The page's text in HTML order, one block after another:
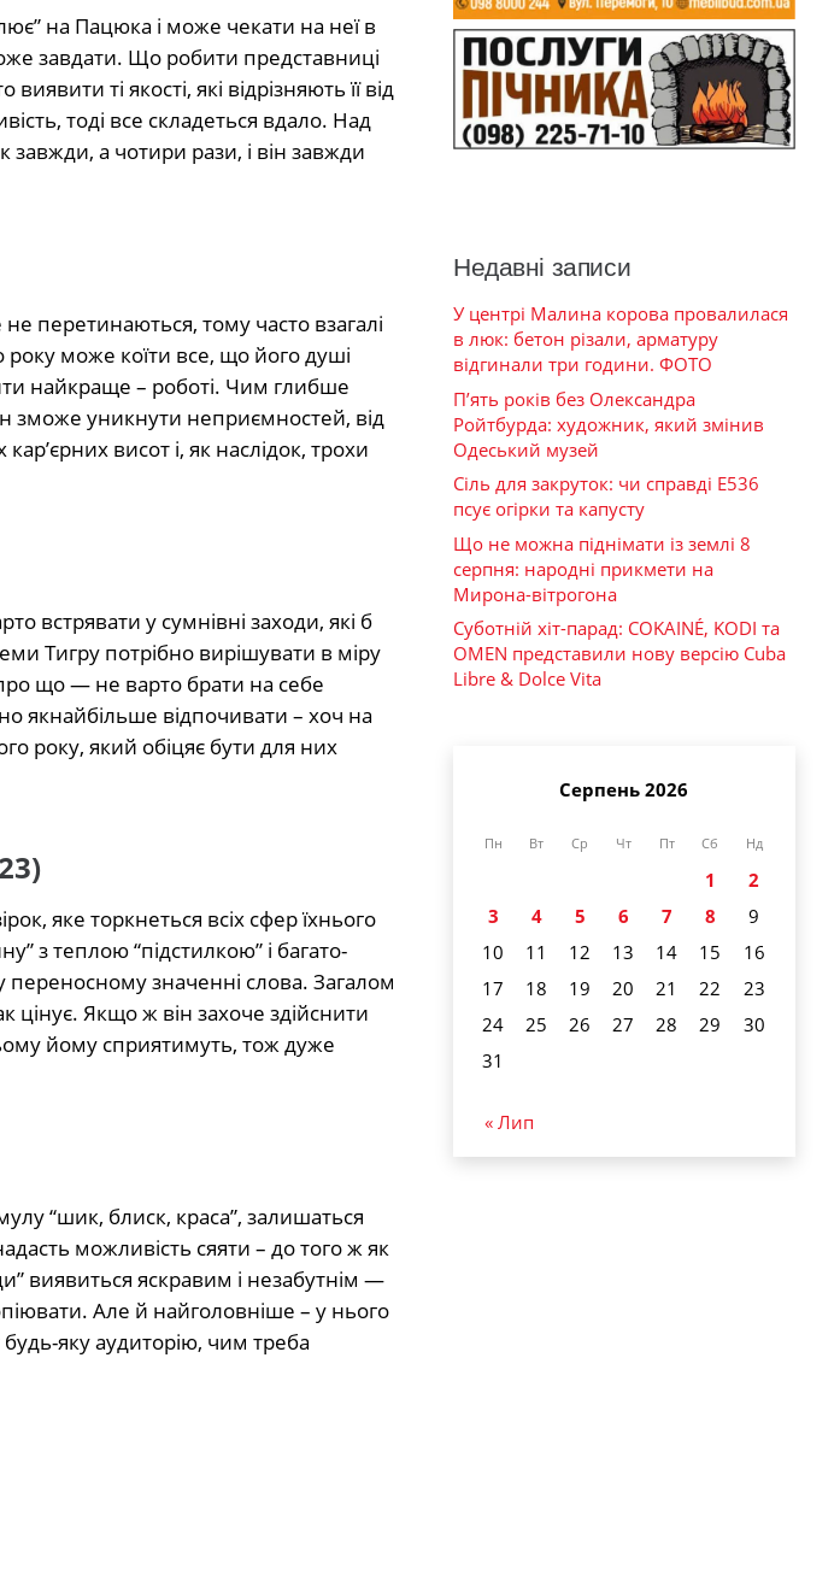
на Пацюка і може чекати на неї в
завдати. Що робити представниці
ті якості, які відрізняють її від
тоді все складеться вдало. Над
а чотири рази, і він завжди
перетинаються, тому часто взагалі
може коїти все, що його душі
найкраще – роботі. Чим глибше
зможе уникнути неприємностей, від
висот і, як наслідок, трохи
встрявати у сумнівні заходи, які б
Тигру потрібно вирішувати в міру
що — не варто брати на себе
якнайбільше відпочивати – хоч на
року, який обіцяє бути для них
яке торкнеться всіх сфер їхнього
з теплою “підстилкою” і багато-
переносному значенні слова. Загалом
цінує. Якщо ж він захоче здійснити
йому сприятимуть, тож дуже
“шик, блиск, краса”, залишаться
можливість сяяти – до того ж як
виявиться яскравим і незабутнім —
Але й найголовніше – у нього
будь-яку аудиторію, чим треба
Недавні записи
У центрі Малина корова провалилася
в люк: бетон різали, арматуру
відгинали три години. ФОТО
П’ять років без Олександра
Ройтбурда: художник, який змінив
Одеський музей
Сіль для закруток: чи справді Е536
псує огірки та капусту
Що не можна піднімати із землі 8
серпня: народні прикмети на
Мирона-вітрогона
Суботній хіт-парад: COKAINÉ, KODI та
OMEN представили нову версію Cuba
Libre & Dolce Vita
Серпень 2026
Пн Вт Ср Чт Пт Сб Нд
1
2
3
4 5 6 7 8
9
10
11 12 13 14 15
16
17
18 19 20 21 22
23
24
25 26 27 28 29
30
31
« Лип